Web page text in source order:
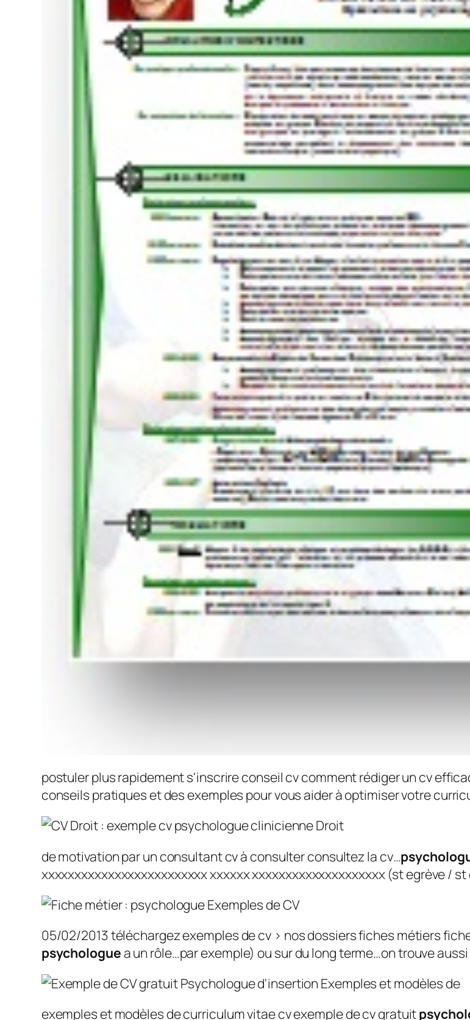
postuler plus rapidement s'inscrire conseil cv comment rédiger un cv
conseils pratiques et des exemples pour vous aider à optimiser votre
de motivation par un consultant cv à consulter consultez la cv…
xxxxxxxxxxxxxxxxxxxxxxxxx xxxxxx xxxxxxxxxxxxxxxxxxxx (st egrève /
05/02/2013 téléchargez exemples de cv > nos dossiers fiches métiers
psychologuea un rôle…par exemple) ou sur du long terme…on trouve
exemples et modèles de curriculum vitae cv exemple de cv gratuit